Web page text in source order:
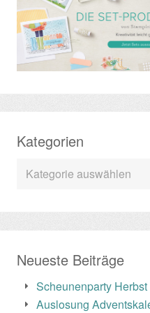
Kategorien
Kategorien
Neueste Beiträge
Scheunenparty
Auslosung